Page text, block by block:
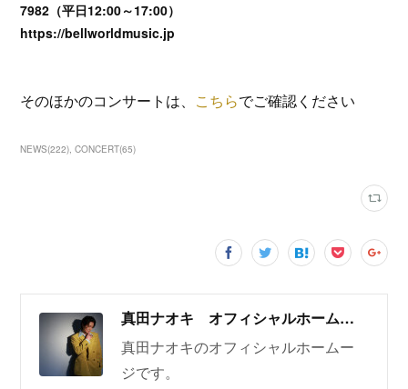
7982（平日12:00～17:00）
https://bellworldmusic.jp
そのほかのコンサートは、 こちらでご確認ください
NEWS(222) CONCERT(65)
真田ナオキ オフィシャルホームページ
真田ナオキのオフィシャルホームー
ジです。